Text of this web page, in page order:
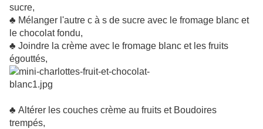
sucre,
♣ Mélanger l'autre c à s de sucre avec le fromage blanc et
le chocolat fondu,
♣ Joindre la crème avec le fromage blanc et les fruits
égouttés,
♣ Altérer les couches crème au fruits et Boudoires
trempés,